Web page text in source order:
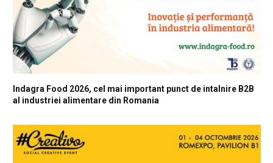
Indagra Food 2026, cel mai important punct de intalnire B2B
al industriei alimentare din Romania